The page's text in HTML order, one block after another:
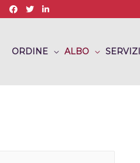
ORDINE ALBO SERVIZI